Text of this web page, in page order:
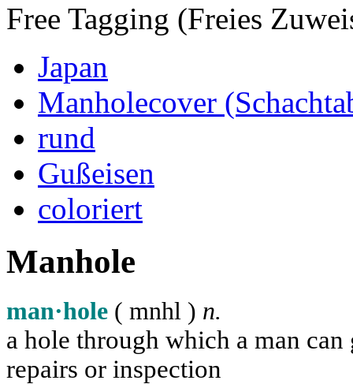
Free Tagging (Freies
Japan
Manholecover
rund
Gußeisen
coloriert
Manhole
man·hole ( mnhl ) n.
a hole through which a man
repairs or inspection